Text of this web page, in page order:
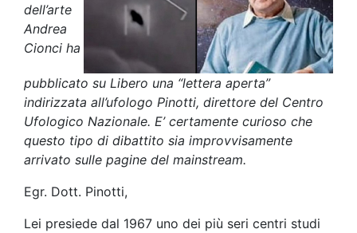
dell’arte
Andrea
Cionci ha
pubblicato su Libero una “lettera aperta”
indirizzata all’ufologo Pinotti, direttore del Centro
Ufologico Nazionale. E’ certamente curioso che
questo tipo di dibattito sia improvvisamente
arrivato sulle pagine del mainstream.
Egr. Dott. Pinotti,
Lei presiede dal 1967 uno dei più seri centri studi